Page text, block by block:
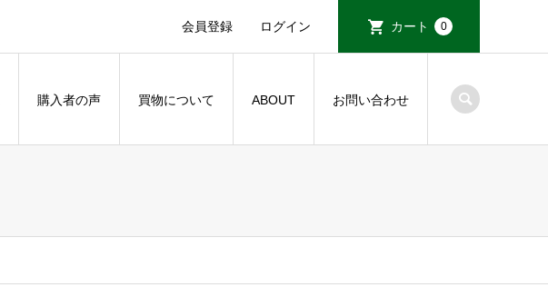
会員登録 ログイン カート 0
購入者の声 買物について ABOUT お問い合わせ